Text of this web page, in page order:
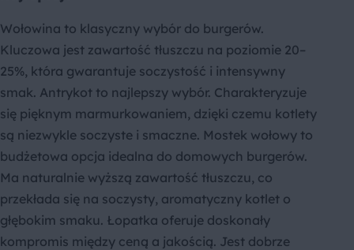
Wołowina to klasyczny wybór do burgerów.
Kluczowa jest zawartość tłuszczu na poziomie 20–
25%, która gwarantuje soczystość i intensywny
smak. Antrykot to najlepszy wybór. Charakteryzuje
się pięknym marmurkowaniem, dzięki czemu kotlety
są niezwykle soczyste i smaczne. Mostek wołowy to
budżetowa opcja idealna do domowych burgerów.
Ma naturalnie wyższą zawartość tłuszczu, co
przekłada się na soczysty, aromatyczny kotlet o
głębokim smaku. Łopatka oferuje doskonały
kompromis między ceną a jakością. Jest dobrze